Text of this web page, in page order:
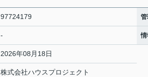
97724179
- 情
2026年08月18日
株式会社ハウスプロジェクト